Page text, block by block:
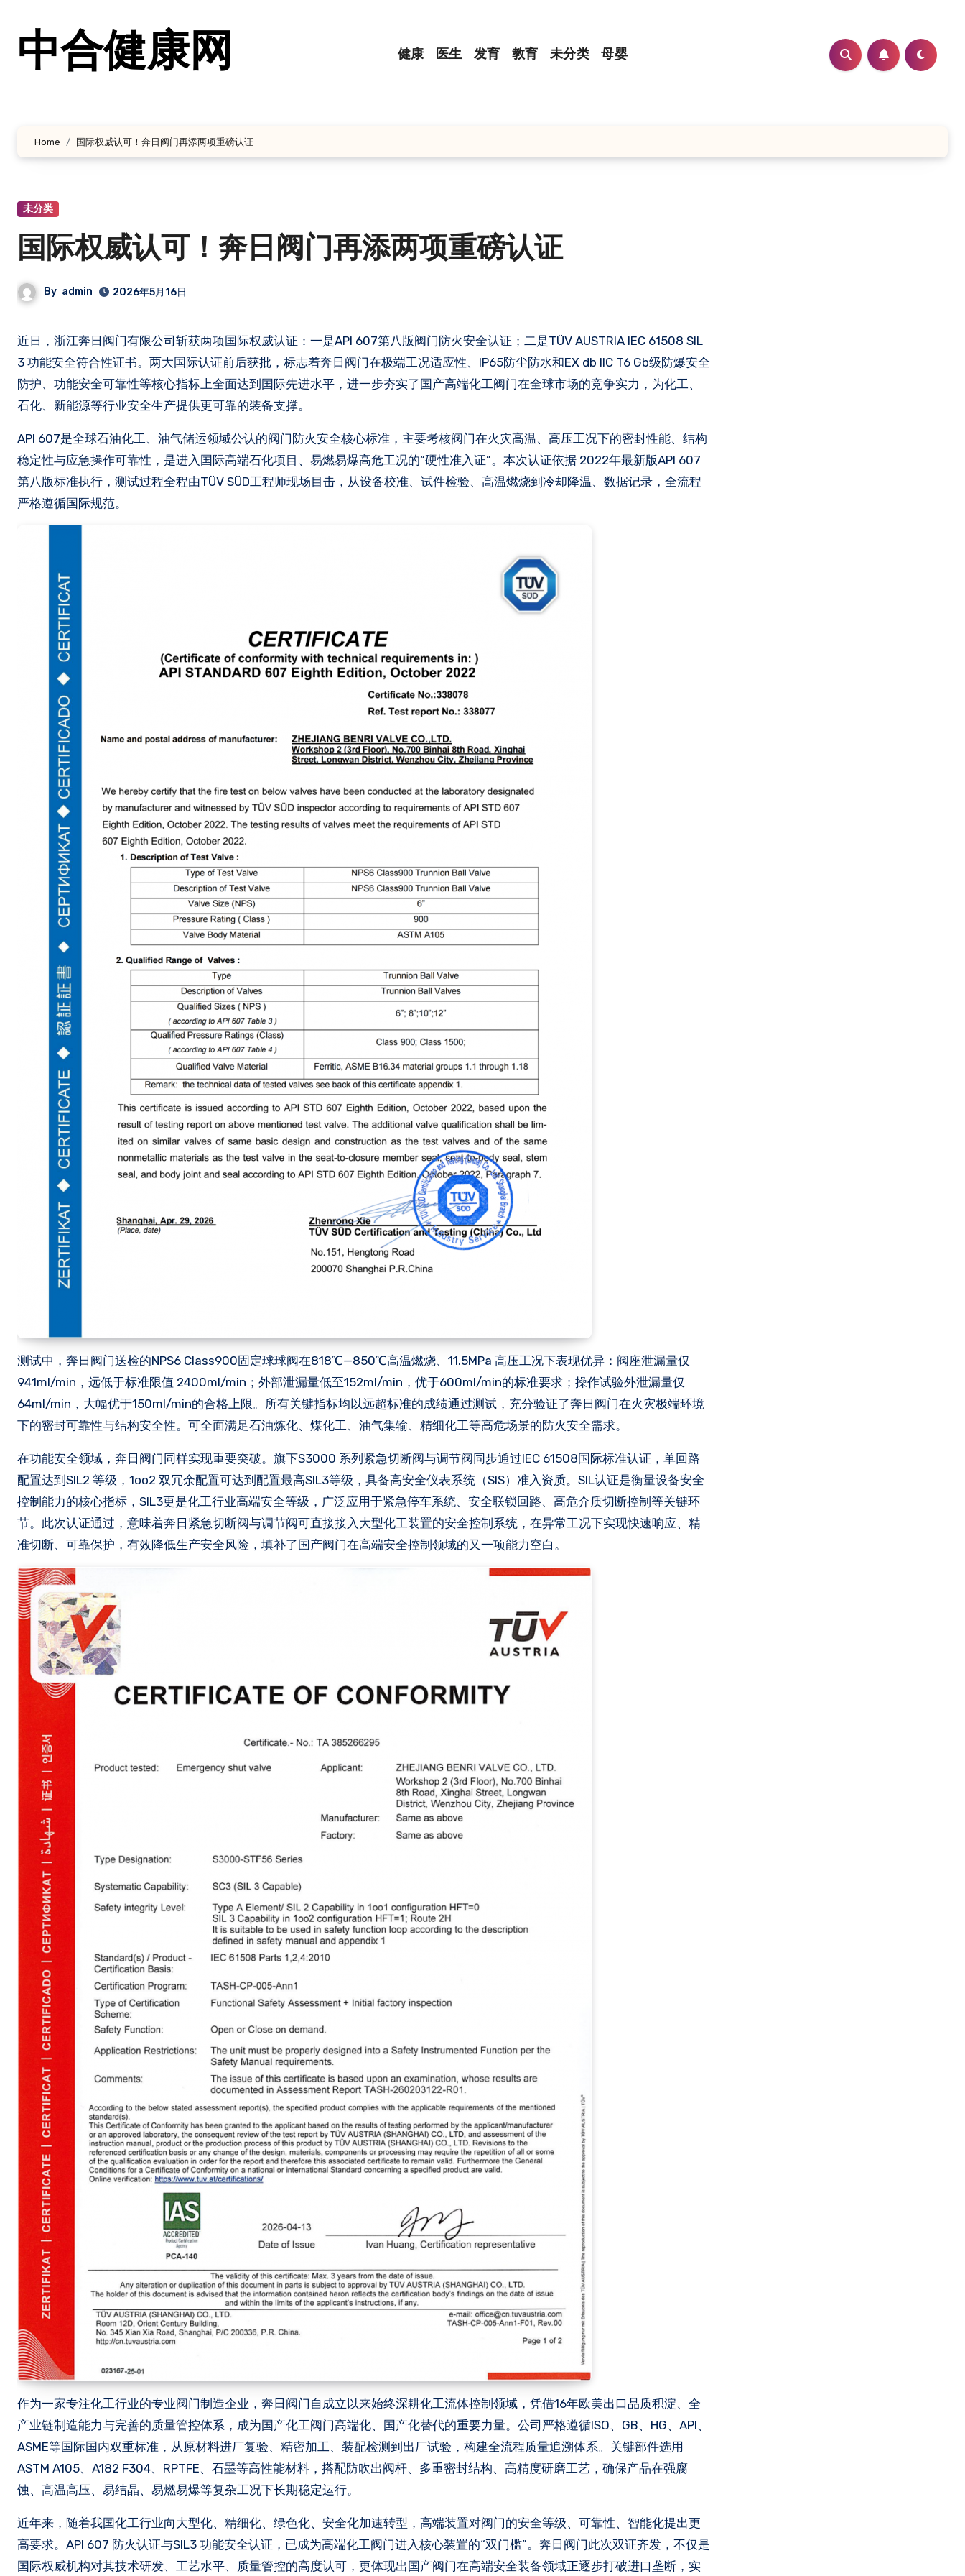
中合健康网 健康 医生 发育 教育 未分类 母婴
Home 国际权威认可！奔日阀门再添两项重磅认证
未分类
国际权威认可！奔日阀门再添两项重磅认证
By admin 2026年5月16日
近日，浙江奔日阀门有限公司斩获两项国际权威认证：一是API 607第八版阀门防火安全认证；二是TÜV AUSTRIA IEC 61508 SIL
3 功能安全符合性证书。两大国际认证前后获批，标志着奔日阀门在极端工况适应性、IP65防尘防水和EX db IIC T6 Gb级防爆安全
防护、功能安全可靠性等核心指标上全面达到国际先进水平，进一步夯实了国产高端化工阀门在全球市场的竞争实力，为化工、
石化、新能源等行业安全生产提供更可靠的装备支撑。
API 607是全球石油化工、油气储运领域公认的阀门防火安全核心标准，主要考核阀门在火灾高温、高压工况下的密封性能、结构
稳定性与应急操作可靠性，是进入国际高端石化项目、易燃易爆高危工况的“硬性准入证”。本次认证依据 2022年最新版API 607
第八版标准执行，测试过程全程由TÜV SÜD工程师现场目击，从设备校准、试件检验、高温燃烧到冷却降温、数据记录，全流程
严格遵循国际规范。
测试中，奔日阀门送检的NPS6 Class900固定球球阀在818℃—850℃高温燃烧、11.5MPa 高压工况下表现优异：阀座泄漏量仅
941ml/min，远低于标准限值 2400ml/min；外部泄漏量低至152ml/min，优于600ml/min的标准要求；操作试验外泄漏量仅
64ml/min，大幅优于150ml/min的合格上限。所有关键指标均以远超标准的成绩通过测试，充分验证了奔日阀门在火灾极端环境
下的密封可靠性与结构安全性。可全面满足石油炼化、煤化工、油气集输、精细化工等高危场景的防火安全需求。
在功能安全领域，奔日阀门同样实现重要突破。旗下S3000 系列紧急切断阀与调节阀同步通过IEC 61508国际标准认证，单回路
配置达到SIL2 等级，1oo2 双冗余配置可达到配置最高SIL3等级，具备高安全仪表系统（SIS）准入资质。SIL认证是衡量设备安全
控制能力的核心指标，SIL3更是化工行业高端安全等级，广泛应用于紧急停车系统、安全联锁回路、高危介质切断控制等关键环
节。此次认证通过，意味着奔日紧急切断阀与调节阀可直接接入大型化工装置的安全控制系统，在异常工况下实现快速响应、精
准切断、可靠保护，有效降低生产安全风险，填补了国产阀门在高端安全控制领域的又一项能力空白。
作为一家专注化工行业的专业阀门制造企业，奔日阀门自成立以来始终深耕化工流体控制领域，凭借16年欧美出口品质积淀、全
产业链制造能力与完善的质量管控体系，成为国产化工阀门高端化、国产化替代的重要力量。公司严格遵循ISO、GB、HG、API、
ASME等国际国内双重标准，从原材料进厂复验、精密加工、装配检测到出厂试验，构建全流程质量追溯体系。关键部件选用
ASTM A105、A182 F304、RPTFE、石墨等高性能材料，搭配防吹出阀杆、多重密封结构、高精度研磨工艺，确保产品在强腐
蚀、高温高压、易结晶、易燃易爆等复杂工况下长期稳定运行。
近年来，随着我国化工行业向大型化、精细化、绿色化、安全化加速转型，高端装置对阀门的安全等级、可靠性、智能化提出更
高要求。API 607 防火认证与SIL3 功能安全认证，已成为高端化工阀门进入核心装置的“双门槛”。奔日阀门此次双证齐发，不仅是
国际权威机构对其技术研发、工艺水平、质量管控的高度认可，更体现出国产阀门在高端安全装备领域正逐步打破进口垄断，实